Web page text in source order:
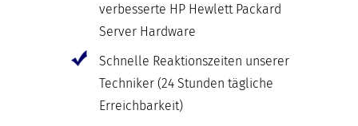
verbesserte HP Hewlett Packard
Server Hardware
Schnelle Reaktionszeiten unserer
Techniker (24 Stunden tägliche
Erreichbarkeit)